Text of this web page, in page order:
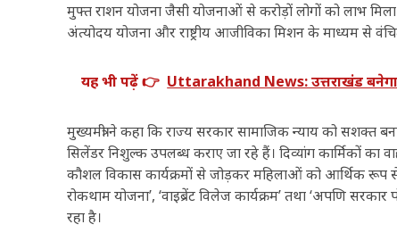
मुफ्त राशन योजना जैसी योजनाओं से करोड़ों लोगों को लाभ मिला
अंत्योदय योजना और राष्ट्रीय आजीविका मिशन के माध्यम से
यह भी पढ़ें 👉 Uttarakhand News: उत्तराखंड
मुख्यमंत्री ने कहा कि राज्य सरकार सामाजिक न्याय को सशक्त
सिलेंडर निशुल्क उपलब्ध कराए जा रहे हैं। दिव्यांग कार्मिकों का
कौशल विकास कार्यक्रमों से जोड़कर महिलाओं को आर्थिक रूप से
रोकथाम योजना’, ‘वाइब्रेंट विलेज कार्यक्रम’ तथा ‘अपणि
रहा है।